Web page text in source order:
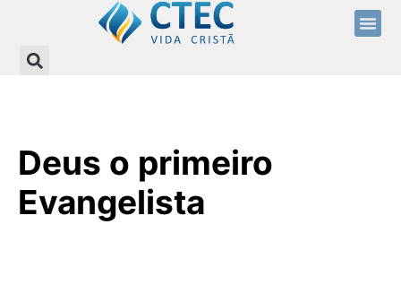
Deus o primeiro
Evangelista